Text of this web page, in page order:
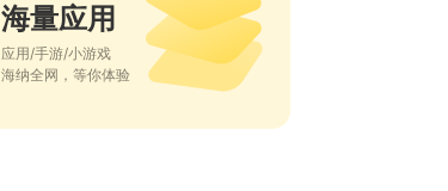
海量应用
应用/手游/小游戏
海纳全网，等你体验